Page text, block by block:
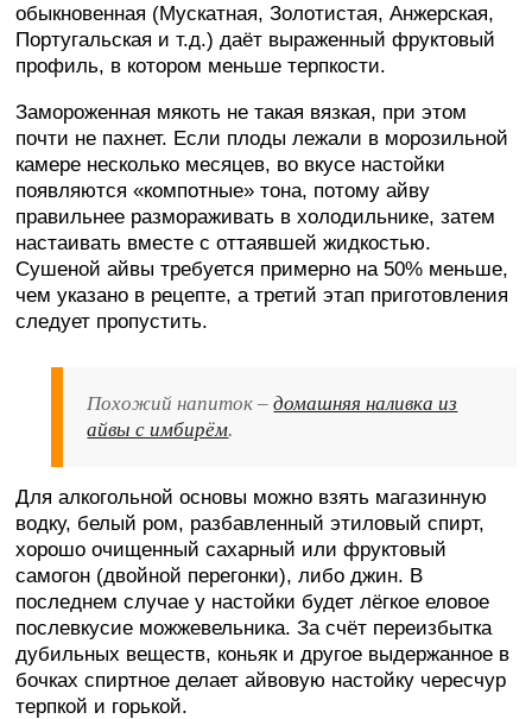
обыкновенная (Мускатная, Золотистая, Анжерская,
Португальская и т.д.) даёт выраженный фруктовый
профиль, в котором меньше терпкости.
Замороженная мякоть не такая вязкая, при этом
почти не пахнет. Если плоды лежали в морозильной
камере несколько месяцев, во вкусе настойки
появляются «компотные» тона, потому айву
правильнее размораживать в холодильнике, затем
настаивать вместе с оттаявшей жидкостью.
Сушеной айвы требуется примерно на 50% меньше,
чем указано в рецепте, а третий этап приготовления
следует пропустить.
Похожий напиток –домашняя наливка из
айвы с имбирём.
Для алкогольной основы можно взять магазинную
водку, белый ром, разбавленный этиловый спирт,
хорошо очищенный сахарный или фруктовый
самогон (двойной перегонки), либо джин. В
последнем случае у настойки будет лёгкое еловое
послевкусие можжевельника. За счёт переизбытка
дубильных веществ, коньяк и другое выдержанное в
бочках спиртное делает айвовую настойку чересчур
терпкой и горькой.